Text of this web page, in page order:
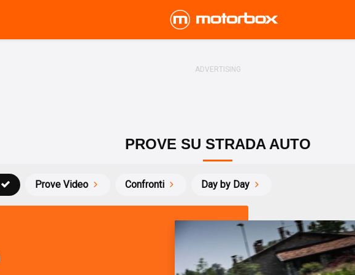
PROVE SU STRADA AUTO
Prove Video Confronti Day by Day